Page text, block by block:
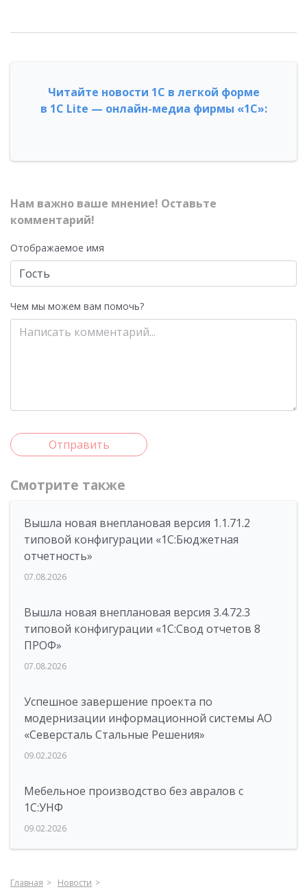
Читайте новости 1С в легкой форме
в 1С Lite — онлайн-медиа фирмы «1С»:
Нам важно ваше мнение! Оставьте
комментарий!
Отображаемое имя
Чем мы можем вам помочь?
Отправить
Смотрите также
Вышла новая внеплановая версия 1.1.71.2
типовой конфигурации «1C:Бюджетная
отчетность»
07.08.2026
Вышла новая внеплановая версия 3.4.72.3
типовой конфигурации «1C:Свод отчетов 8
ПРОФ»
07.08.2026
Успешное завершение проекта по
модернизации информационной системы АО
«Северсталь Стальные Решения»
09.02.2026
Мебельное производство без авралов с
1С:УНФ
09.02.2026
Главная
Новости